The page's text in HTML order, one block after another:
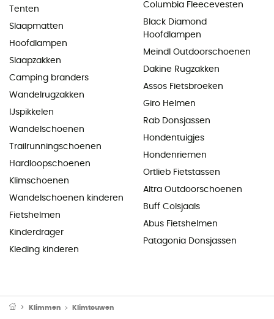
Tenten
Slaapmatten
Hoofdlampen
Slaapzakken
Camping branders
Wandelrugzakken
IJspikkelen
Wandelschoenen
Trailrunningschoenen
Hardloopschoenen
Klimschoenen
Wandelschoenen kinderen
Fietshelmen
Kinderdrager
Kleding kinderen
Columbia Fleecevesten
Black Diamond
Hoofdlampen
Meindl Outdoorschoenen
Dakine Rugzakken
Assos Fietsbroeken
Giro Helmen
Rab Donsjassen
Hondentuigjes
Hondenriemen
Ortlieb Fietstassen
Altra Outdoorschoenen
Buff Colsjaals
Abus Fietshelmen
Patagonia Donsjassen
Klimmen Klimtouwen